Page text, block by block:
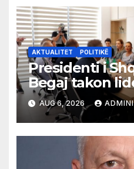
AKTUALITET POLITIKË
Presidenti i
Begaj takon
shqiptare në
AUG 6, 2026 ADMINI